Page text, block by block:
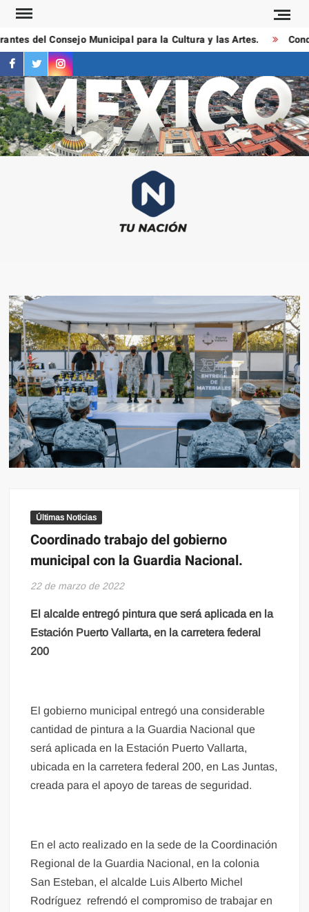
Saltar
contenidodel Consejo Municipal para la Cultura y las Artes.
facebook
twitterinstagram
Últimas Noticias
Coordinado trabajo del gobierno
municipal con la Guardia Nacional.
22 de marzo de 2022
El alcalde entregó pintura que será aplicada en la
Estación Puerto Vallarta, en la carretera federal
200
El gobierno municipal entregó una considerable
cantidad de pintura a la Guardia Nacional que
será aplicada en la Estación Puerto Vallarta,
ubicada en la carretera federal 200, en Las Juntas,
creada para el apoyo de tareas de seguridad.
En el acto realizado en la sede de la Coordinación
Regional de la Guardia Nacional, en la colonia
San Esteban, el alcalde Luis Alberto Michel
Rodríguez refrendó el compromiso de trabajar en